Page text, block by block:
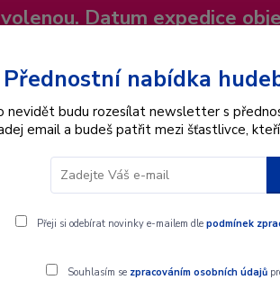
Datum expedice
Interpret
- CD
Přednostní nabídka
nevidět budu rozesílat newsletter s
email a budeš patřit mezi šťastlivce,
Přeji si odebírat novinky e-mailem dle podmínek
Souhlasím se zpracováním osobních údajů